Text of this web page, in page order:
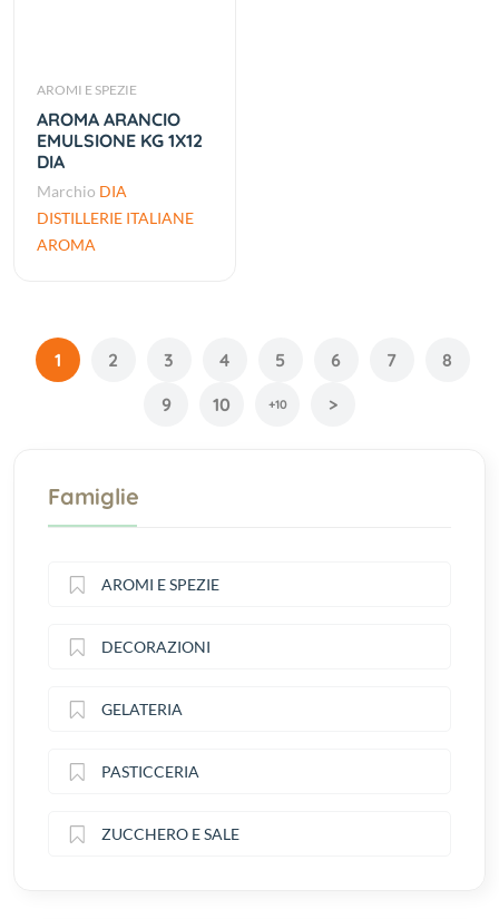
AROMI E SPEZIE
AROMA ARANCIO
EMULSIONE KG 1X12
DIA
Marchio DIA
DISTILLERIE ITALIANE
AROMA
1 2 3 4 5 6 7
8
9
10 +10 >
Famiglie
AROMI E SPEZIE
DECORAZIONI
GELATERIA
PASTICCERIA
ZUCCHERO E SALE